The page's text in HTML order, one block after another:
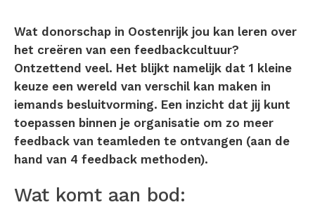
Wat donorschap in Oostenrijk jou kan leren over
het creëren van een feedbackcultuur?
Ontzettend veel. Het blijkt namelijk dat 1 kleine
keuze een wereld van verschil kan maken in
iemands besluitvorming. Een inzicht dat jij kunt
toepassen binnen je organisatie om zo meer
feedback van teamleden te ontvangen (aan de
hand van 4 feedback methoden).
Wat komt aan bod: